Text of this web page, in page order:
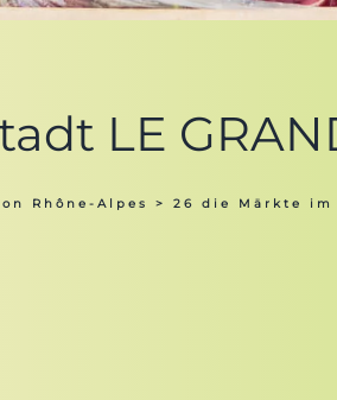
LE
Rhône-Alpes > 26 die Märkte im